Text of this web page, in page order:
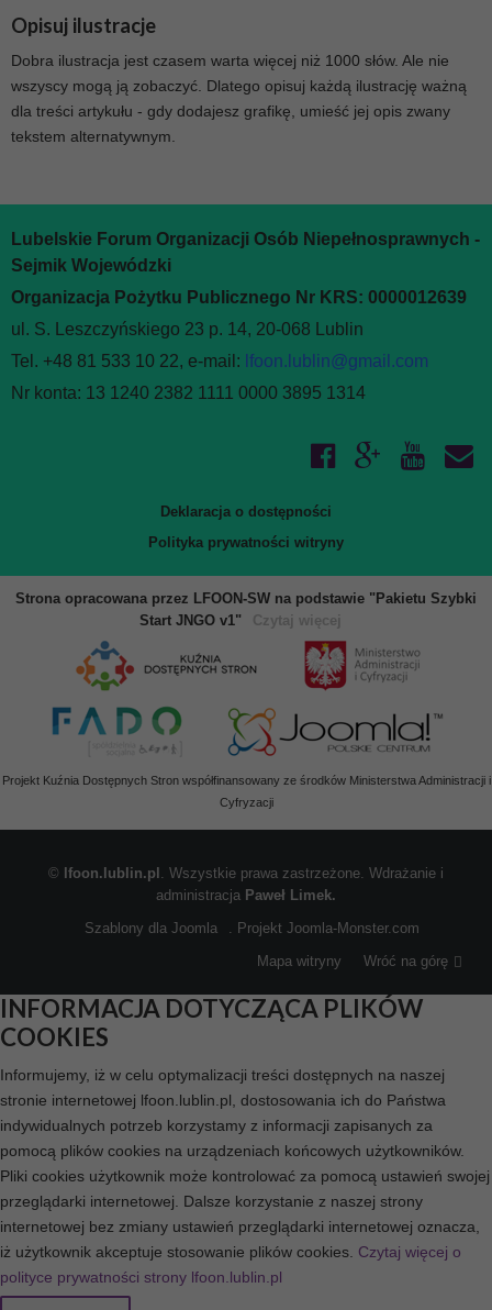
Opisuj ilustracje
Dobra ilustracja jest czasem warta więcej niż 1000 słów. Ale nie
wszyscy mogą ją zobaczyć. Dlatego opisuj każdą ilustrację ważną
dla treści artykułu - gdy dodajesz grafikę, umieść jej opis zwany
tekstem alternatywnym.
Lubelskie Forum Organizacji Osób Niepełnosprawnych -
Sejmik Wojewódzki
Organizacja Pożytku Publicznego Nr KRS: 0000012639
ul. S. Leszczyńskiego 23 p. 14, 20-068 Lublin
Tel. +48 81 533 10 22, e-mail: lfoon.lublin@gmail.com
Nr konta: 13 1240 2382 1111 0000 3895 1314
Deklaracja o dostępności
Polityka prywatności witryny
Strona opracowana przez LFOON-SW na podstawie "Pakietu Szybki
Start JNGO v1"
Czytaj więcej
Projekt Kuźnia Dostępnych Stron współfinansowany ze środków Ministerstwa Administracji i
Cyfryzacji
© lfoon.lublin.pl . Wszystkie prawa zastrzeżone. Wdrażanie i
administracja Paweł Limek.
Szablony dla Joomla
. Projekt Joomla-Monster.com
Mapa witryny
Wróć na górę
INFORMACJA DOTYCZĄCA PLIKÓW
COOKIES
Informujemy, iż w celu optymalizacji treści dostępnych na naszej
stronie internetowej lfoon.lublin.pl, dostosowania ich do Państwa
indywidualnych potrzeb korzystamy z informacji zapisanych za
pomocą plików cookies na urządzeniach końcowych użytkowników.
Pliki cookies użytkownik może kontrolować za pomocą ustawień swojej
przeglądarki internetowej. Dalsze korzystanie z naszej strony
internetowej bez zmiany ustawień przeglądarki internetowej oznacza,
iż użytkownik akceptuje stosowanie plików cookies. Czytaj więcej o
polityce prywatności strony lfoon.lublin.pl